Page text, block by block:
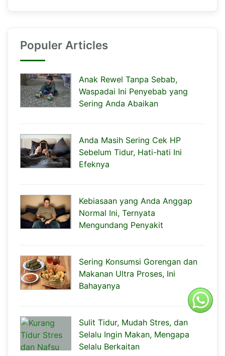
Populer Articles
Anak Rewel Tanpa Sebab,
Waspadai Ini Penyebab yang
Sering Anda Abaikan
Anda Masih Sering Cek HP
Sebelum Tidur, Hati-hati Ini
Efeknya
Kebiasaan yang Anda Anggap
Normal Ini, Ternyata
Mengundang Penyakit
Sering Konsumsi Gorengan dan
Makanan Ultra Proses, Ini
Bahayanya
Sulit Tidur, Mudah Stres, dan
Selalu Ingin Makan, Mengapa
Selalu Berkaitan